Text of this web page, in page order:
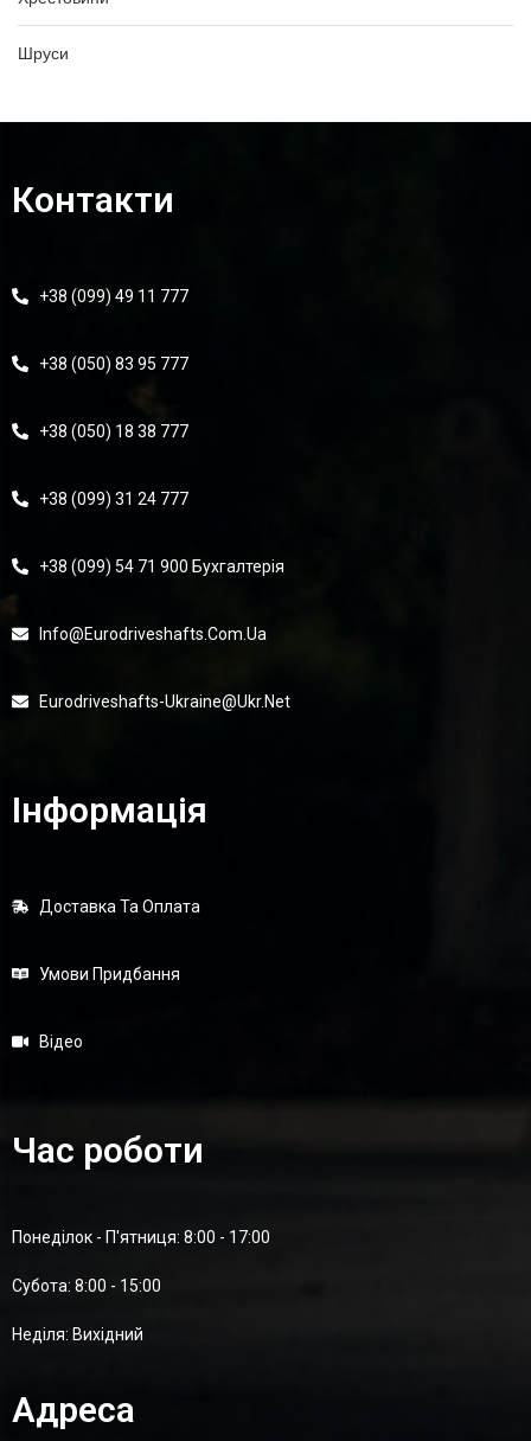
Шруси
Контакти
+38 (099) 49 11 777
+38 (050) 83 95 777
+38 (050) 18 38 777
+38 (099) 31 24 777
+38 (099) 54 71 900 Бухгалтерія
Info@eurodriveshafts.com.ua
Eurodriveshafts-Ukraine@ukr.net
Інформація
Доставка Та Оплата
Умови Придбання
Відео
Час роботи
Понеділок - П'ятниця: 8:00 - 17:00
Суботa: 8:00 - 15:00
Неділя: Вихідний
Адреса